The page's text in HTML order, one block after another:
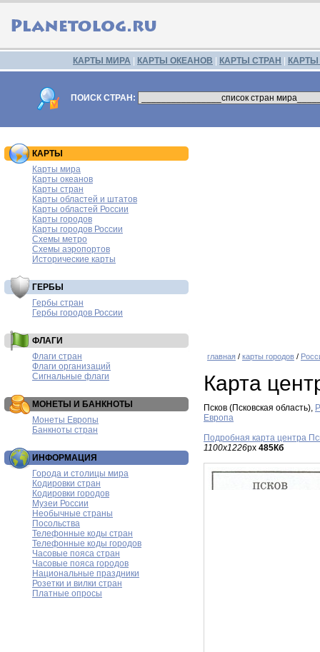
КАРТЫ МИРА КАРТЫ ОКЕАНОВ КАРТЫ СТРАН
ПОИСК СТРАН:
КАРТЫ
Карты мира
Карты океанов
Карты стран
Карты областей и штатов
Карты областей России
Карты городов
Карты городов России
Схемы метро
Схемы аэропортов
Исторические карты
ГЕРБЫ
Гербы стран
Гербы городов России
ФЛАГИ
Флаги стран
Флаги организаций
Сигнальные флаги
МОНЕТЫ И БАНКНОТЫ
Монеты Европы
Банкноты стран
ИНФОРМАЦИЯ
Города и столицы мира
Кодировки стран
Кодировки городов
Музеи России
Необычные страны
Посольства
Телефонные коды стран
Телефонные коды городов
Часовые пояса стран
Часовые пояса городов
Национальные праздники
Розетки и вилки стран
Платные опросы
главная / карты городов /
Карта
Псков (Псковская область),
Европа
Подробная карта центра
1100x1226px 485Кб